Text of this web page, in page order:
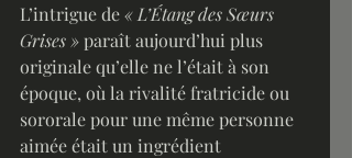
L’intrigue de « L’Étang des Sœurs
Grises » paraît aujourd’hui plus
originale qu’elle ne l’était à son
époque, où la rivalité fratricide ou
sororale pour une même personne
aimée était un ingrédient